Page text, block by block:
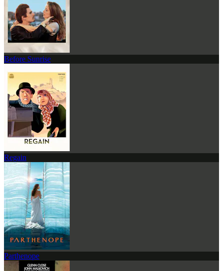
Before Sunrise
Regain
Parthenope